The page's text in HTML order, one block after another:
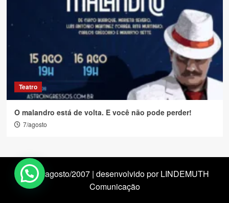
Teatro
O malandro está de volta. E você não pode perder!
7/agosto
desde agosto/2007 | desenvolvido por LINDEMUTH
Comunicação